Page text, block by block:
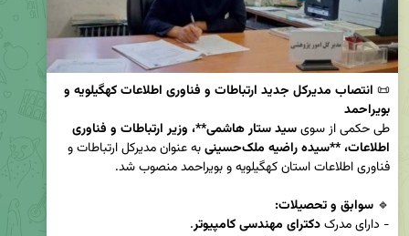
📜
بویراحمد
طی حکمی از سوی
اطلاعات، **سیده راضیه ملک‌حسینی
🔹 سوابق و تحصیلات:
- دارای مدرک دکترای مهندسی کامپیوتر